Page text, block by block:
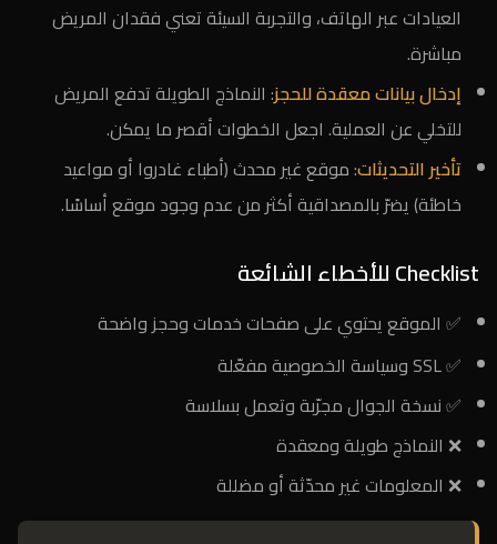
العيادات عبر الهاتف، والتجربة السيئة تعني فقدان المريض
مباشرة.
إدخال بيانات معقدة للحجز: النماذج الطويلة تدفع المريض
للتخلي عن العملية. اجعل الخطوات أقصر ما يمكن.
تأخير التحديثات: موقع غير محدث (أطباء غادروا أو مواعيد
خاطئة) يضرّ بالمصداقية أكثر من عدم وجود موقع أساسًا.
Checklist للأخطاء الشائعة
✅ الموقع يحتوي على صفحات خدمات وحجز واضحة
✅ SSL وسياسة الخصوصية مفعّلة
✅ نسخة الجوال مجرّبة وتعمل بسلاسة
❌ النماذج طويلة ومعقدة
❌ المعلومات غير محدّثة أو مضللة